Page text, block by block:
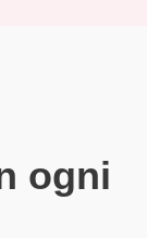
ogni